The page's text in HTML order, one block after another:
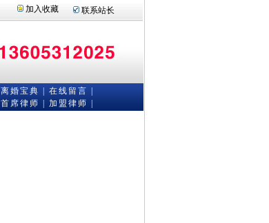
加入收藏 联系站长
离婚宝典 在线留言
首席律师 加盟律师 |